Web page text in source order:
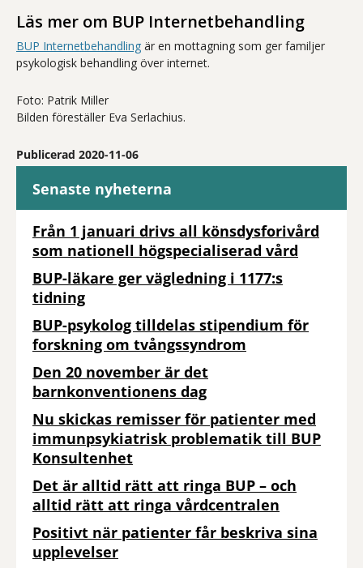
Läs mer om BUP Internetbehandling
BUP Internetbehandling är en mottagning som ger familjer
psykologisk behandling över internet.
Foto: Patrik Miller
Bilden föreställer Eva Serlachius.
Publicerad 2020-11-06
Senaste nyheterna
Från 1 januari drivs all könsdysforivård
som nationell högspecialiserad vård
BUP-läkare ger vägledning i 1177:s
tidning
BUP-psykolog tilldelas stipendium för
forskning om tvångssyndrom
Den 20 november är det
barnkonventionens dag
Nu skickas remisser för patienter med
immunpsykiatrisk problematik till BUP
Konsultenhet
Det är alltid rätt att ringa BUP – och
alltid rätt att ringa vårdcentralen
Positivt när patienter får beskriva sina
upplevelser